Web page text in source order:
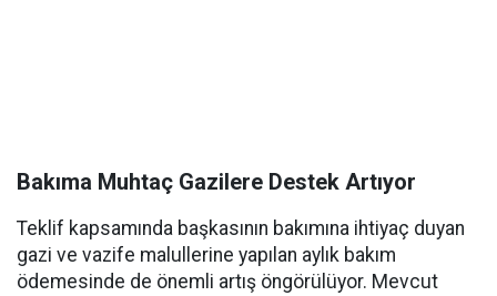
Bakıma Muhtaç Gazilere Destek Artıyor
Teklif kapsamında başkasının bakımına ihtiyaç duyan
gazi ve vazife malullerine yapılan aylık bakım
ödemesinde de önemli artış öngörülüyor. Mevcut